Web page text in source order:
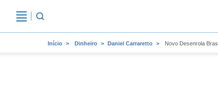
Início Dinheiro Daniel Carraretto Novo Desenrola